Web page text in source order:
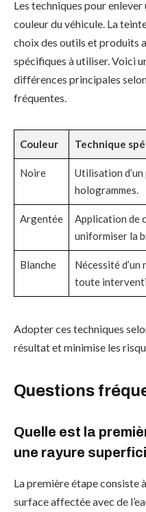
Les techniques pour
couleur du véhicule. La
choix des outils et produits
spécifiques à utiliser. Voici
différences principales
fréquentes.
Couleur Technique
Noire
Utilisation
hologrammes.
Argentée
Application de
uniformiser la
Blanche
Nécessité
toute
Adopter ces techniques
résultat et minimise les
Questions
Quelle est la
une rayure
La première étape consiste
surface affectée avec de